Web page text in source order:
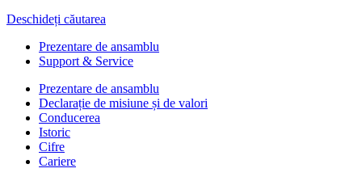
Deschideți căutarea
Prezentare de ansamblu
Support & Service
Prezentare de ansamblu
Declarație de misiune și de valori
Conducerea
Istoric
Cifre
Cariere